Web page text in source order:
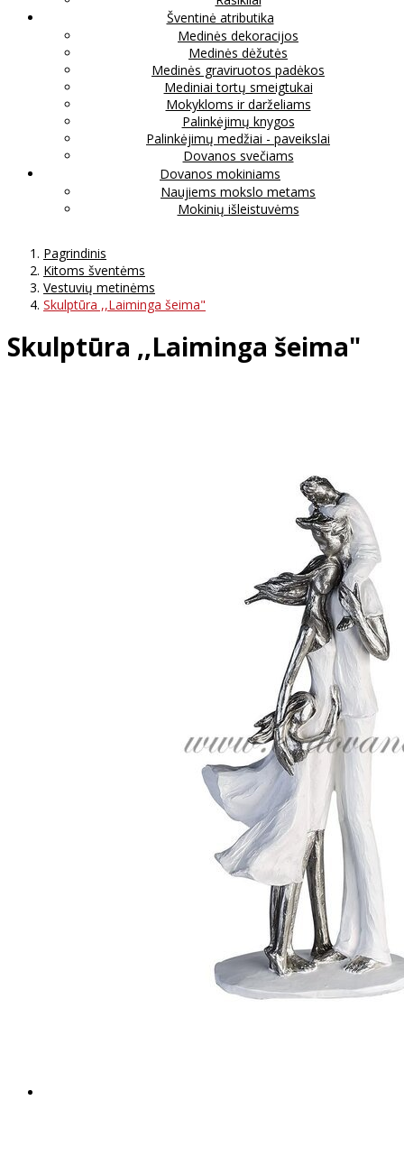
Šventinė atributika
Medinės dekoracijos
Medinės dėžutės
Medinės graviruotos padėkos
Mediniai tortų smeigtukai
Mokykloms ir darželiams
Palinkėjimų knygos
Palinkėjimų medžiai - paveikslai
Dovanos svečiams
Dovanos mokiniams
Naujiems mokslo metams
Mokinių išleistuvėms
Pagrindinis
Kitoms šventėms
Vestuvių metinėms
Skulptūra ,,Laiminga šeima"
Skulptūra ,,Laiminga šeima"